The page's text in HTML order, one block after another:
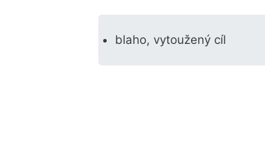
blaho, vytoužený cíl